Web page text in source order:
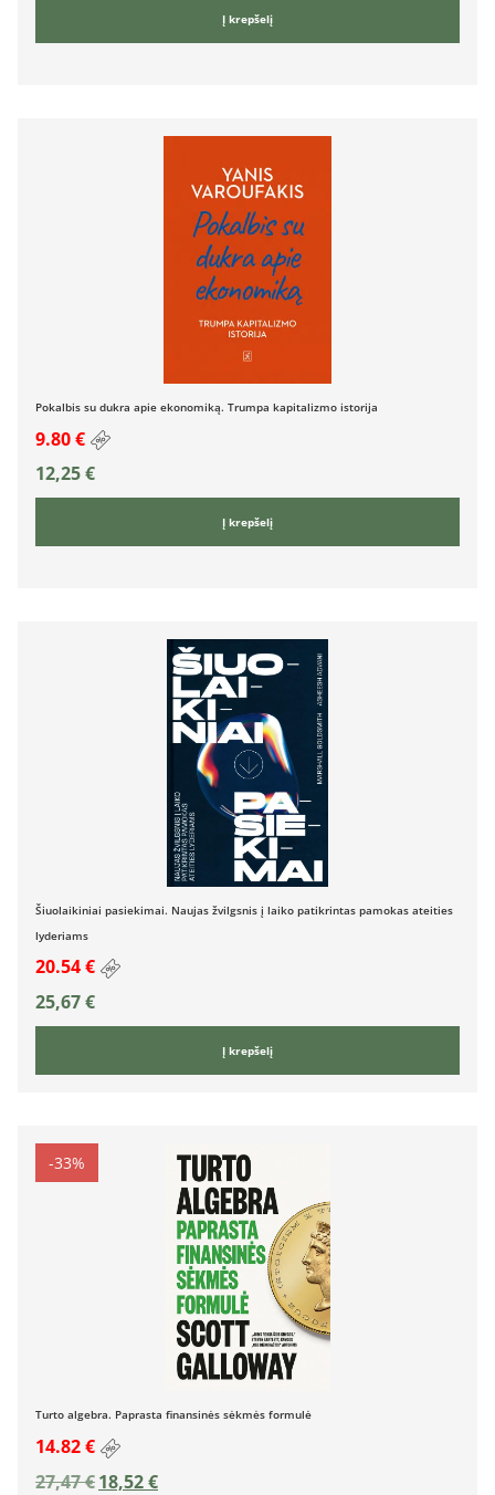
Į krepšelį
Pokalbis su dukra apie ekonomiką. Trumpa kapitalizmo istorija
9.80 €
12,25€
Į krepšelį
Šiuolaikiniai pasiekimai. Naujas žvilgsnis į laiko patikrintas pamokas ateities
lyderiams
20.54 €
25,67€
Į krepšelį
-33%
Turto algebra. Paprasta finansinės sėkmės formulė
14.82 €
27,47€18,52€